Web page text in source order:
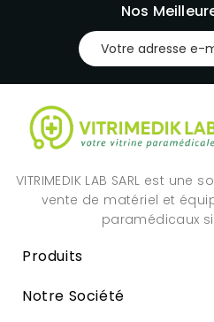
Nos
VITRIMEDIK LAB SARL est
vente de matériel et
paramédicaux
Produits
Notre Société